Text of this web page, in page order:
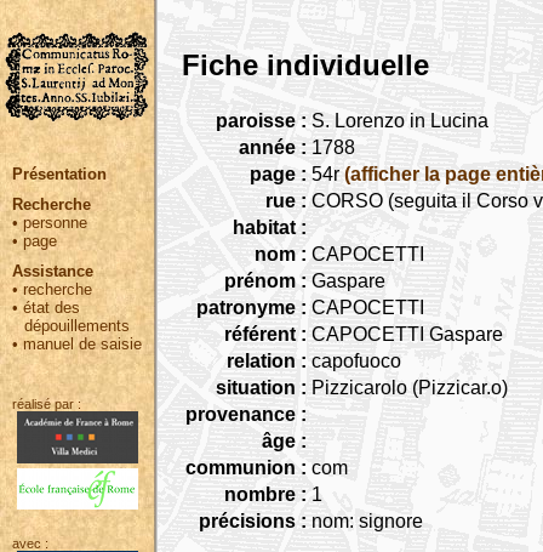
Présentation
Recherche
• personne
•page
Assistance
• recherche
•état des
dépouillements
•manuel de saisie
réalisé par :
avec :
Fiche individuelle
paroisse : S. Lorenzo in Lucina
année : 1788
page : 54r (afficher la page
rue : CORSO (seguita il Corso
habitat :
nom : CAPOCETTI
prénom : Gaspare
patronyme : CAPOCETTI
référent : CAPOCETTI Gaspare
relation : capofuoco
situation : Pizzicarolo (Pizzicar.o)
provenance :
âge :
communion : com
nombre : 1
précisions : nom: signore